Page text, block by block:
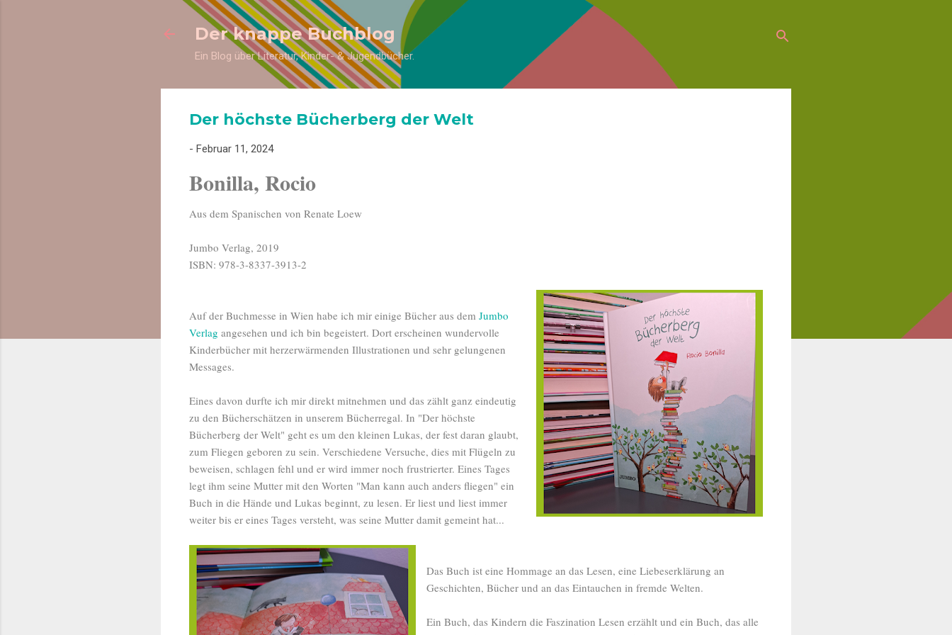
Direkt zum Hauptbereich
Der knappe Buchblog
Ein Blog über Literatur, Kinder- & Jugendbücher.
Der höchste Bücherberg der Welt
- Februar 11, 2024
Bonilla, Rocio
Aus dem Spanischen von Renate Loew
Jumbo Verlag, 2019
ISBN: 978-3-8337-3913-2
Auf der Buchmesse in Wien habe ich mir einige Bücher aus dem Jumbo
Verlag angesehen und ich bin begeistert. Dort erscheinen wundervolle
Kinderbücher mit herzerwärmenden Illustrationen und sehr gelungenen
Messages.
Eines davon durfte ich mir direkt mitnehmen und das zählt ganz eindeutig
zu den Bücherschätzen in unserem Bücherregal. In "Der höchste
Bücherberg der Welt" geht es um den kleinen Lukas, der fest daran glaubt,
zum Fliegen geboren zu sein. Verschiedene Versuche, dies mit Flügeln zu
beweisen, schlagen fehl und er wird immer noch frustrierter. Eines Tages
legt ihm seine Mutter mit den Worten "Man kann auch anders fliegen" ein
Buch in die Hände und Lukas beginnt, zu lesen. Er liest und liest immer
weiter bis er eines Tages versteht, was seine Mutter damit gemeint hat...
Das Buch ist eine Hommage an das Lesen, eine Liebeserklärung an
Geschichten, Bücher und an das Eintauchen in fremde Welten.
Ein Buch, das Kindern die Faszination Lesen erzählt und ein Buch, das alle